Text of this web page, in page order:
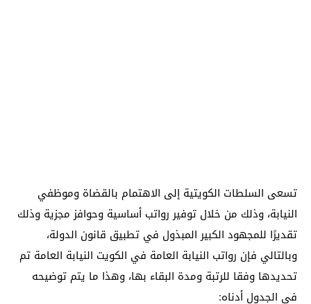
تسعى السلطات الكويتية إلى الاهتمام بالقضاة وموظفي
النيابة، وذلك من خلال توفير رواتب أساسية وحوافز مجزية وذلك
تقديرًا للمجهود الكبير المبذول في تطبيق قانون الدولة،
وبالتالي فإن رواتب النيابة العامة في الكويت النيابة العامة تم
تحديدها وفقا للرتبة ومدة البقاء بها، وهذا ما يتم توضيحه
في الجدول أدناه: